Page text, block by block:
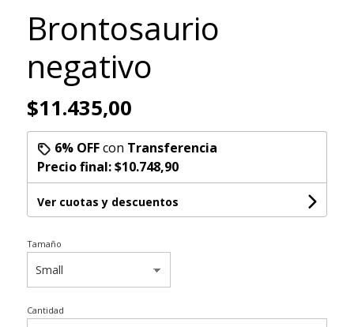
Brontosaurio
negativo
$11.435,00
6% OFFcon Transferencia
Precio final:$10.748,90
Ver cuotas y descuentos
Tamaño
Cantidad